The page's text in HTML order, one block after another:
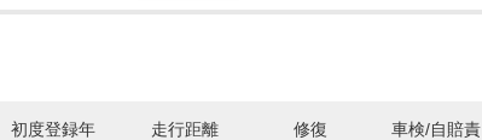
初度登録年 走行距離 修復 車検/自賠責